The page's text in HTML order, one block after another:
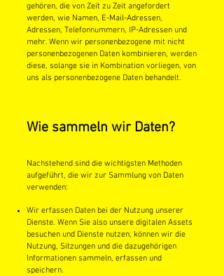
gehören, die von Zeit zu Zeit angefordert
werden, wie Namen, E-Mail-Adressen,
Adressen, Telefonnummern, IP-Adressen und
mehr. Wenn wir personenbezogene mit nicht
personenbezogenen Daten kombinieren, werden
diese, solange sie in Kombination vorliegen, von
uns als personenbezogene Daten behandelt.
Wie sammeln wir Daten?
Nachstehend sind die wichtigsten Methoden
aufgeführt, die wir zur Sammlung von Daten
verwenden:
Wir erfassen Daten bei der Nutzung unserer
Dienste. Wenn Sie also unsere digitalen Assets
besuchen und Dienste nutzen, können wir die
Nutzung, Sitzungen und die dazugehörigen
Informationen sammeln, erfassen und
speichern.